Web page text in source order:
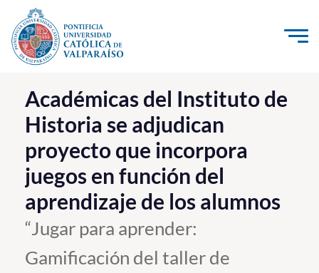
Click acá para ir directamente al contenido
La Universidad
Investigación, Creación e Innovación
PUCV Internacional
Vinculación con el Medio
Admisión
Pregrado
Académicas del Instituto de
Historia se adjudican
proyecto que incorpora
juegos en función del
aprendizaje de los alumnos
“Jugar para aprender:
Gamificación del taller de